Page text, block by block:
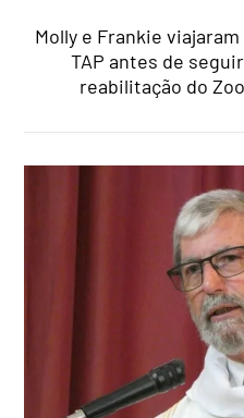
Molly e Frankie
TAP antes de
reabilitação do